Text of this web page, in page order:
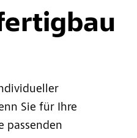
Sie für Ihre
passenden